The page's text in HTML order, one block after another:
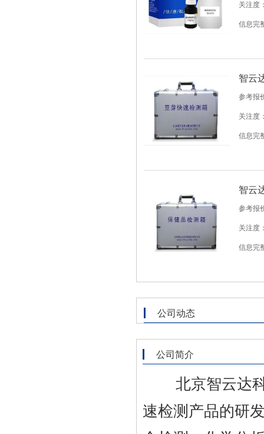
关注度
信息完
智云
参考报
关注度
信息完
智云
参考报
关注度
信息完
公司动态
公司简介
北京智云达科
速检测产品的研